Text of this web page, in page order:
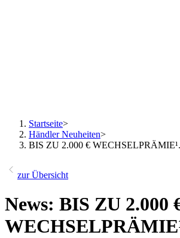
Startseite>
Händler Neuheiten>
BIS ZU 2.000 € WECHSELPRÄMIE¹.
zur Übersicht
News: BIS ZU 2.000